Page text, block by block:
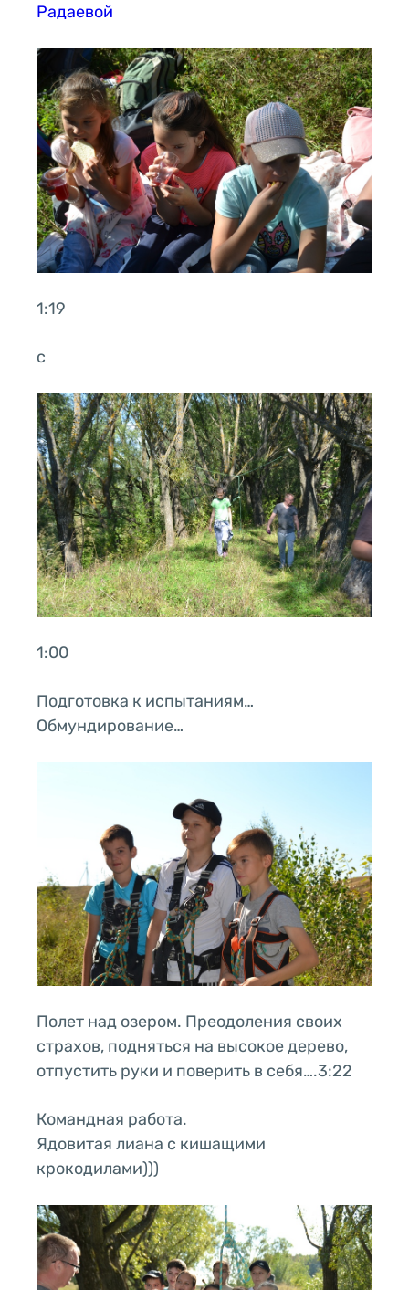
Радаевой
1:19
с
1:00
Подготовка к испытаниям…
Обмундирование…
Полет над озером. Преодоления своих
страхов, подняться на высокое дерево,
отпустить руки и поверить в себя….3:22
Командная работа.
Ядовитая лиана с кишащими
крокодилами)))